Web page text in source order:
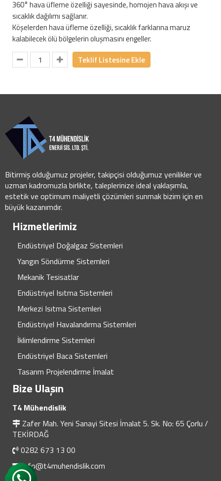
360° hava üfleme özelliği sayesinde, homojen hava akışı ve
sıcaklık dağılımı sağlanır.
Köşelerden hava üfleme özelliği, sıcaklık farklarına maruz
kalabilecek ölü bölgelerin oluşmasını engeller.
Teklif Listesine Ekle
Bitirmiş olduğumuz projeler, takipçisi olduğumuz yenilikler ve
uzman kadromuzla birlikte, taleplerinize ideal yaklaşımla,
estetik ve optimum maliyetli çözümleri sunmak bizim için en
büyük kazanımdır.
Hizmetlerimiz
Endüstriyel Doğalgaz Sistemleri
Yangın Söndürme Sistemleri
Mekanik Tesisatlar
Endüstriyel Isıtma Sistemleri
Merkezi Isıtma Sistemleri
Endüstriyel Havalandırma Sistemleri
İklimlendirme Sistemleri
Endüstriyel Baca Sistemleri
Tasarım Projelendirme İmalat
Bize Ulaşın
T4 Mühendislik
Zafer Mah. Yeni Sanayi Sitesi İmalat 5. Sk. No: 65 Çorlu /
TEKİRDAĞ
0282 673 13 00
info@t4muhendislik.com